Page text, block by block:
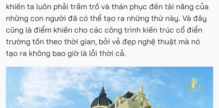
khiến ta luôn phải trầm trồ và thán phục đến tài năng của
những con người đã có thể tạo ra những thứ này. Và đây
cũng là điểm khiến cho các công trình kiến trúc cổ điển
trường tồn theo thời gian, bởi vẻ đẹp nghệ thuật mà nó
tạo ra không bao giờ là lỗi thời cả.